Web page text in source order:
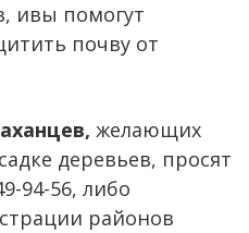
ивы помогут
почву от
желающих
деревьев, просят
94-56, либо
районов